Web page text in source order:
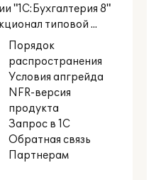
"1С:Бухгалтерия 8"
типовой ...
Порядок
распространения
Условия апгрейда
NFR-версия
продукта
Запрос в 1С
Обратная связь
Партнерам